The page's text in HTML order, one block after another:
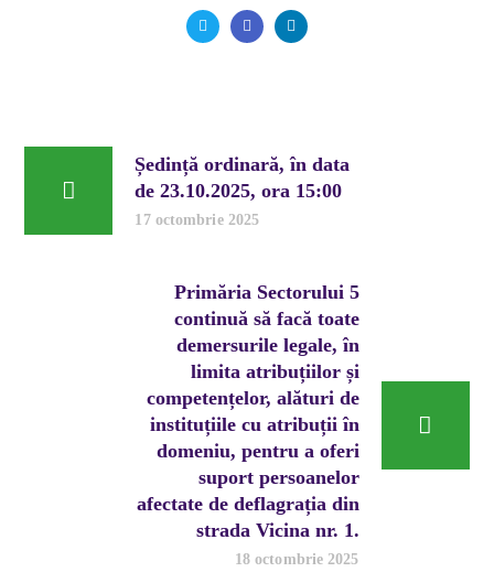
Ședință ordinară, în data
de 23.10.2025, ora 15:00
17 octombrie 2025
Primăria Sectorului 5
continuă să facă toate
demersurile legale, în
limita atribuțiilor și
competențelor, alături de
instituțiile cu atribuții în
domeniu, pentru a oferi
suport persoanelor
afectate de deflagrația din
strada Vicina nr. 1.
18 octombrie 2025